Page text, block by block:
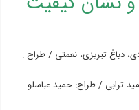
دباغ تبریزی، نعمتی / طراح :
ترابی / طراح: حمید عباسلو –